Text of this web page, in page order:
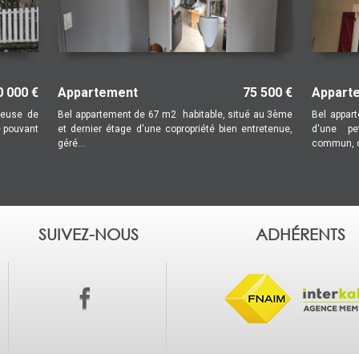
44 500 €
type T3, à rénover, situé au 1er
en copropriété. Entrée sur
Appartement
Charmant appartement avec jardin
fort potentiel – Secteur Hôpital
SUIVEZ-NOUS ADHÉRENTS